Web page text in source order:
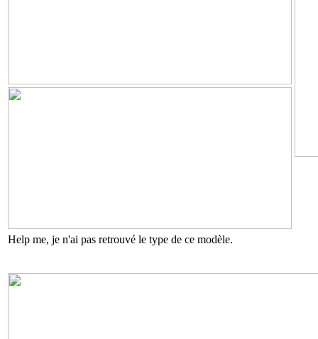
Help me, je n'ai pas retrouvé le type de ce modèle.